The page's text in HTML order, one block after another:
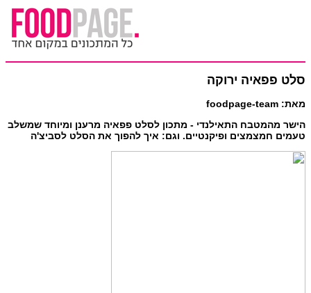
סלט פפאיה ירוקה
מאת: foodpage-team
הישר מהמטבח התאילנדי - מתכון לסלט פפאיה מרענן ומיוחד שמשלב
טעמים חמצמצים ופיקנטיים. וגם: איך להפוך את הסלט לסביצ'ה